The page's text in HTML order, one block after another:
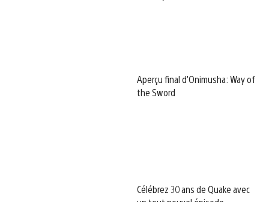
Aperçu final d’Onimusha: Way of
the Sword
Célébrez 30 ans de Quake avec